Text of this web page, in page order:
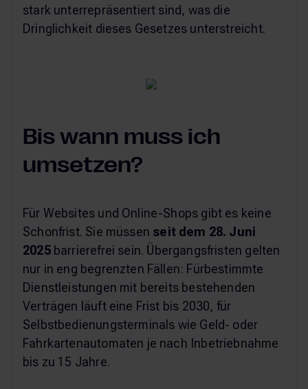
stark unterrepräsentiert sind, was die
Dringlichkeit dieses Gesetzes unterstreicht.
Bis wann muss ich
umsetzen?
Für Websites und Online-Shops gibt es keine
Schonfrist. Sie müssen seit dem 28. Juni
2025 barrierefrei sein. Übergangsfristen gelten
nur in eng begrenzten Fällen: Fürbestimmte
Dienstleistungen mit bereits bestehenden
Verträgen läuft eine Frist bis 2030, für
Selbstbedienungsterminals wie Geld- oder
Fahrkartenautomaten je nach Inbetriebnahme
bis zu 15 Jahre.